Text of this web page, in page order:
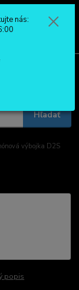
Hľadať
výbojka D2S
popis
nás: